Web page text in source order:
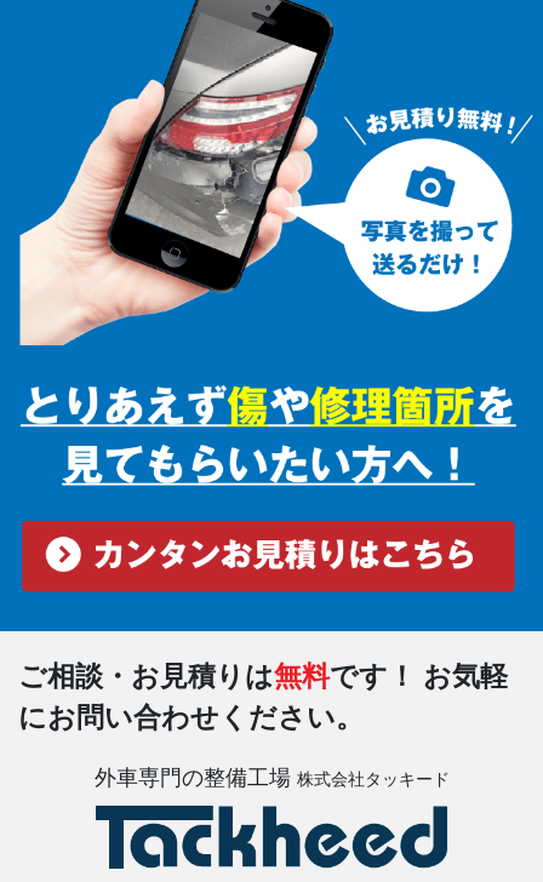
ご相談・お見積りは無料です！
お気軽
にお問い合わせください。
外車専門の整備工場 株式会社タッキード